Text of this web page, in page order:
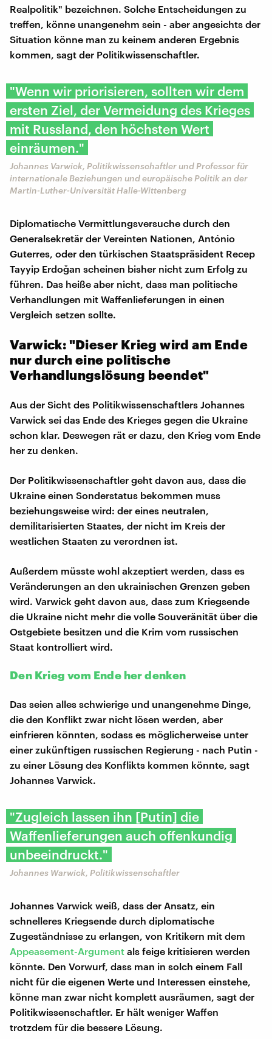
Realpolitik" bezeichnen. Solche Entscheidungen zu
treffen, könne unangenehm sein - aber angesichts der
Situation könne man zu keinem anderen Ergebnis
kommen, sagt der Politikwissenschaftler.
"Wenn wir priorisieren, sollten wir dem
ersten Ziel, der Vermeidung des Krieges
mit Russland, den höchsten Wert
einräumen."
Johannes Varwick, Politikwissenschaftler und Professor für
internationale Beziehungen und europäische Politik an der
Martin-Luther-Universität Halle-Wittenberg
Diplomatische Vermittlungsversuche durch den
Generalsekretär der Vereinten Nationen, António
Guterres, oder den türkischen Staatspräsident Recep
Tayyip Erdoğan scheinen bisher nicht zum Erfolg zu
führen. Das heiße aber nicht, dass man politische
Verhandlungen mit Waffenlieferungen in einen
Vergleich setzen sollte.
Varwick: "Dieser Krieg wird am Ende
nur durch eine politische
Verhandlungslösung beendet"
Aus der Sicht des Politikwissenschaftlers Johannes
Varwick sei das Ende des Krieges gegen die Ukraine
schon klar. Deswegen rät er dazu, den Krieg vom Ende
her zu denken.
Der Politikwissenschaftler geht davon aus, dass die
Ukraine einen Sonderstatus bekommen muss
beziehungsweise wird: der eines neutralen,
demilitarisierten Staates, der nicht im Kreis der
westlichen Staaten zu verordnen ist.
Außerdem müsste wohl akzeptiert werden, dass es
Veränderungen an den ukrainischen Grenzen geben
wird. Varwick geht davon aus, dass zum Kriegsende
die Ukraine nicht mehr die volle Souveränität über die
Ostgebiete besitzen und die Krim vom russischen
Staat kontrolliert wird.
Den Krieg vom Ende her denken
Das seien alles schwierige und unangenehme Dinge,
die den Konflikt zwar nicht lösen werden, aber
einfrieren könnten, sodass es möglicherweise unter
einer zukünftigen russischen Regierung - nach Putin -
zu einer Lösung des Konflikts kommen könnte, sagt
Johannes Varwick.
"Zugleich lassen ihn [Putin] die
Waffenlieferungen auch offenkundig
unbeeindruckt."
Johannes Warwick, Politikwissenschaftler
Johannes Varwick weiß, dass der Ansatz, ein
schnelleres Kriegsende durch diplomatische
Zugeständnisse zu erlangen, von Kritikern mit dem
Appeasement-Argument als feige kritisieren werden
könnte. Den Vorwurf, dass man in solch einem Fall
nicht für die eigenen Werte und Interessen einstehe,
könne man zwar nicht komplett ausräumen, sagt der
Politikwissenschaftler. Er hält weniger Waffen
trotzdem für die bessere Lösung.